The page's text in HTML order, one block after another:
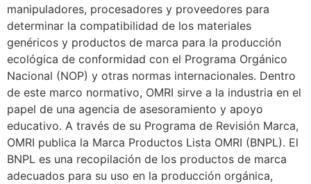
manipuladores, procesadores y proveedores para
determinar la compatibilidad de los materiales
genéricos y productos de marca para la producción
ecológica de conformidad con el Programa Orgánico
Nacional (NOP) y otras normas internacionales. Dentro
de este marco normativo, OMRI sirve a la industria en el
papel de una agencia de asesoramiento y apoyo
educativo. A través de su Programa de Revisión Marca,
OMRI publica la Marca Productos Lista OMRI (BNPL). El
BNPL es una recopilación de los productos de marca
adecuados para su uso en la producción orgánica,